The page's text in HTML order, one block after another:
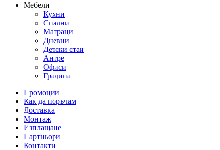
Мебели
Кухни
Спални
Матраци
Дневни
Детски стаи
Антре
Офиси
Градина
Промоции
Как да поръчам
Доставка
Монтаж
Изплащане
Партньори
Контакти